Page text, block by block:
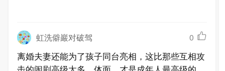
虹洗僻巖对破驾 0
离婚夫妻还能为了孩子同台亮相，这比那些互相攻